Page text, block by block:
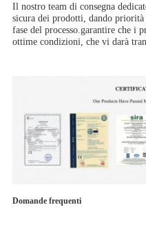
Il nostro team di consegna
sicura dei prodotti, dando
fase del processo.garantire che i
ottime condizioni, che vi darà
Domande frequenti